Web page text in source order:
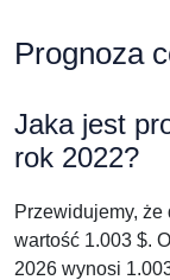
Prognoza
Jaka jest
rok 2022?
Przewidujemy,
wartość 1.003 $.
2026 wynosi